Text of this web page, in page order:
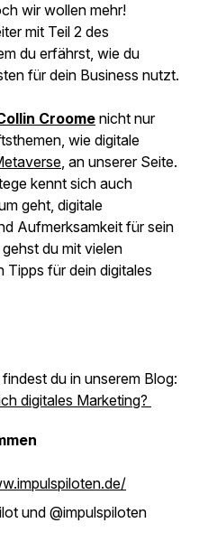
wir wollen mehr!
mit Teil 2 des
du erfährst, wie du
für dein Business nutzt.
Croome nicht nur
wie digitale
, an unserer Seite.
kennt sich auch
geht, digitale
Aufmerksamkeit für sein
du mit vielen
Tipps für dein digitales
du in unserem Blog:
digitales Marketing?
und @impulspiloten